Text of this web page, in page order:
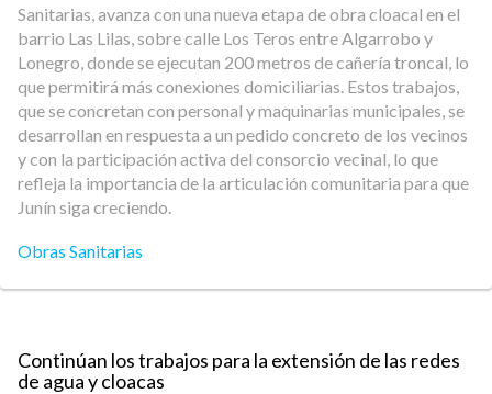
Sanitarias, avanza con una nueva etapa de obra cloacal en el
barrio Las Lilas, sobre calle Los Teros entre Algarrobo y
Lonegro, donde se ejecutan 200 metros de cañería troncal, lo
que permitirá más conexiones domiciliarias. Estos trabajos,
que se concretan con personal y maquinarias municipales, se
desarrollan en respuesta a un pedido concreto de los vecinos
y con la participación activa del consorcio vecinal, lo que
refleja la importancia de la articulación comunitaria para que
Junín siga creciendo.
Obras Sanitarias
Continúan los trabajos para la extensión de las redes
de agua y cloacas